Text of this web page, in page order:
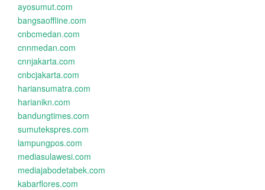
ayosumut.com
bangsaoffline.com
cnbcmedan.com
cnnmedan.com
cnnjakarta.com
cnbcjakarta.com
hariansumatra.com
harianikn.com
bandungtimes.com
sumutekspres.com
lampungpos.com
mediasulawesi.com
mediajabodetabek.com
kabarflores.com